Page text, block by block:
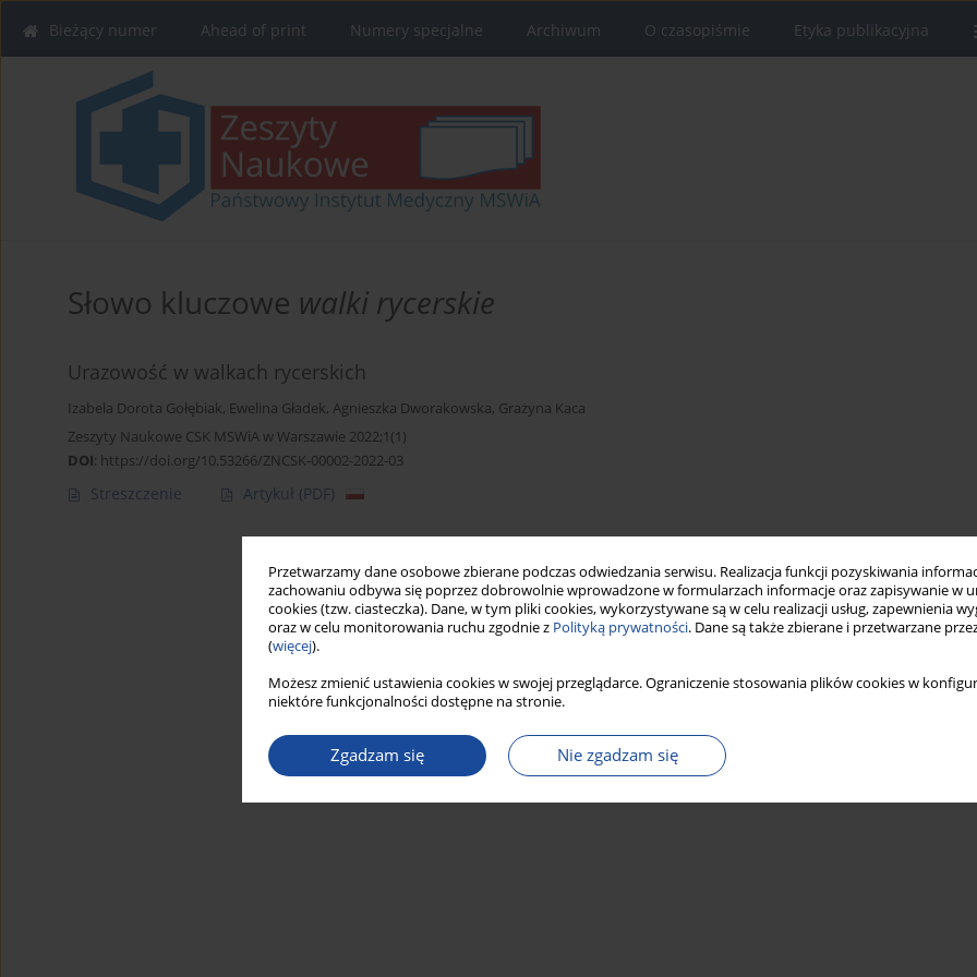
Przetwarzamy dane osobowe zbierane podczas odwiedzania serwisu. Realizacja funkcji pozyskiwania
zachowaniu odbywa się poprzez dobrowolnie wprowadzone w formularzach informacje oraz zapisywanie w
cookies (tzw. ciasteczka). Dane, w tym pliki cookies, wykorzystywane są w celu realizacji usług, zapewnienia
oraz w celu monitorowania ruchu zgodnie z Polityką prywatności. Dane są także zbierane i przetwarzane
(więcej).
Możesz zmienić ustawienia cookies w swojej przeglądarce. Ograniczenie stosowania plików cookies w
niektóre funkcjonalności dostępne na stronie.
Zgadzam się Nie zgadzam się
Bieżący numer Ahead of print Numery specjalne Archiwum O czasopiśmie Etyka publikacyjna
Słowo kluczowe walki rycerskie
Urazowość w walkach rycerskich
Izabela Dorota Gołębiak, Ewelina Gładek, Agnieszka Dworakowska, Grażyna Kaca
Zeszyty Naukowe CSK MSWiA w Warszawie 2022;1(1)
DOI: https://doi.org/10.53266/ZNCSK-00002-2022-03
Streszczenie Artykuł (PDF)